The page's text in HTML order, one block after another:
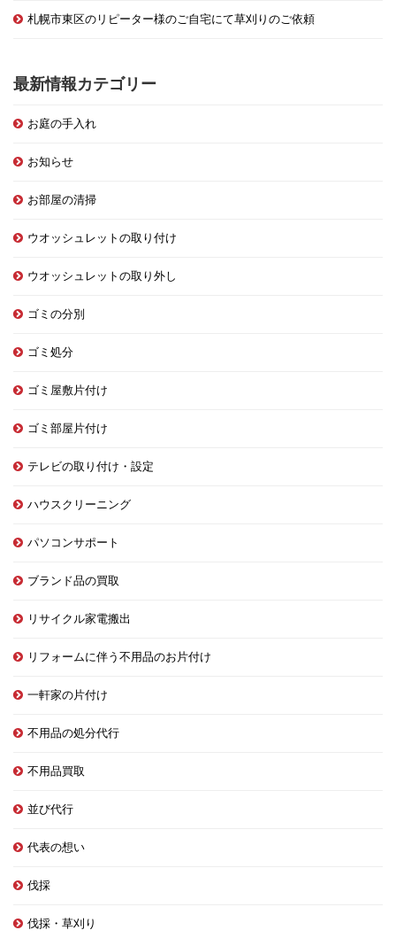
札幌市東区のリピーター様のご自宅にて草刈りのご依頼
最新情報カテゴリー
お庭の手入れ
お知らせ
お部屋の清掃
ウオッシュレットの取り付け
ウオッシュレットの取り外し
ゴミの分別
ゴミ処分
ゴミ屋敷片付け
ゴミ部屋片付け
テレビの取り付け・設定
ハウスクリーニング
パソコンサポート
ブランド品の買取
リサイクル家電搬出
リフォームに伴う不用品のお片付け
一軒家の片付け
不用品の処分代行
不用品買取
並び代行
代表の想い
伐採
伐採・草刈り